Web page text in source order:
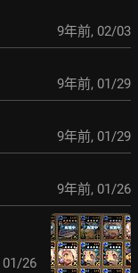
9年前, 02/03
9年前, 01/29
9年前, 01/29
9年前, 01/26
01/26